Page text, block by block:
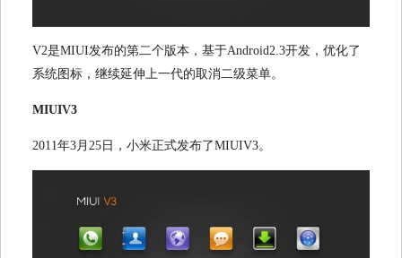
V2是MIUI发布的第二个版本，基于Android2.3开发，优化了
系统图标，继续延伸上一代的取消二级菜单。
MIUIV3
2011年3 月 25日，小米正式发布了MIUIV3。